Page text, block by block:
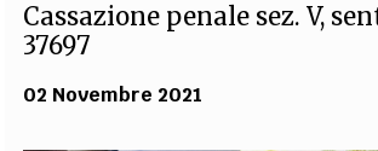
INNOVAZIONE
Cassazione penale sez. V,
37697
02 Novembre 2021